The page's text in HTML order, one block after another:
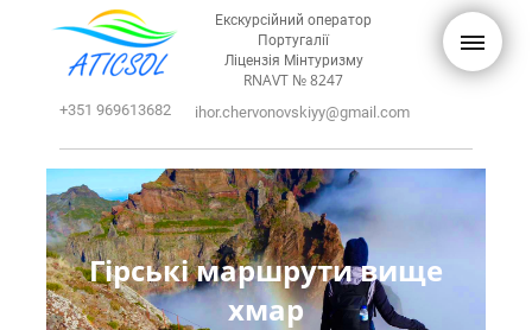
+351 969613682
Екскурсійний оператор
Португалії
Ліцензія Мінтуризму
RNAVT № 8247
ihor.chervonovskiyy@gmail.com
Гірські маршрути вище
хмар